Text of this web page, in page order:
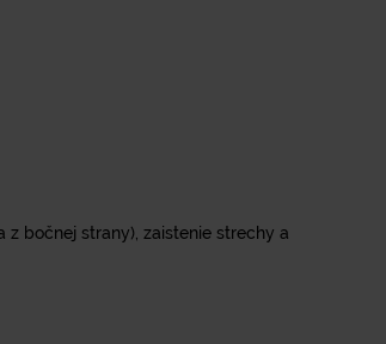
bočnej strany), zaistenie strechy a